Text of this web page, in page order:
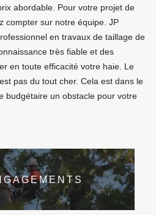
abordable. Pour votre projet de
compter sur notre équipe. JP
en travaux de taillage de
très fiable et des
en toute efficacité votre haie. Le
pas du tout cher. Cela est dans le
budgétaire un obstacle pour votre